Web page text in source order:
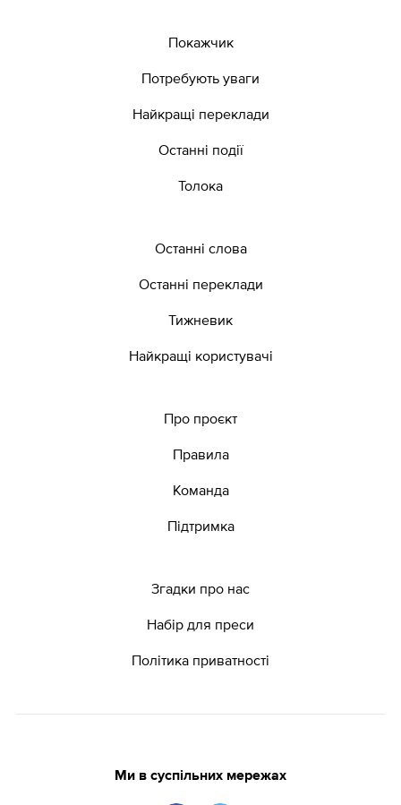
Покажчик
Потребують уваги
Найкращі переклади
Останні події
Толока
Останні слова
Останні переклади
Тижневик
Найкращі користувачі
Про проєкт
Правила
Команда
Підтримка
Згадки про нас
Набір для преси
Політика приватності
Ми в суспільних мережах